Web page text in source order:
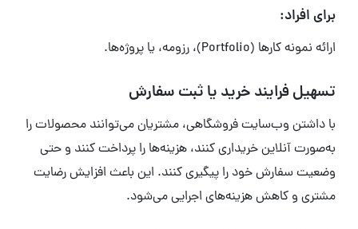
برای افراد:
ارائه نمونه کارها (Portfolio)، رزومه، یا پروژه‌ها.
تسهیل فرایند خرید یا ثبت سفارش
با داشتن وب‌سایت فروشگاهی، مشتریان می‌توانند محصولات را
به‌صورت آنلاین خریداری کنند، هزینه‌ها را پرداخت کنند و حتی
وضعیت سفارش خود را پیگیری کنند. این باعث افزایش رضایت
مشتری و کاهش هزینه‌های اجرایی می‌شود.